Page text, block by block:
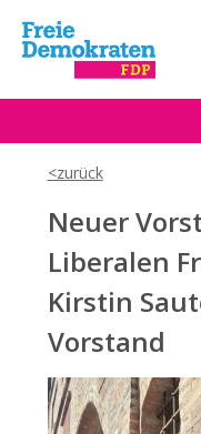
Neuer
Liberalen
Kirstin
Vorstand